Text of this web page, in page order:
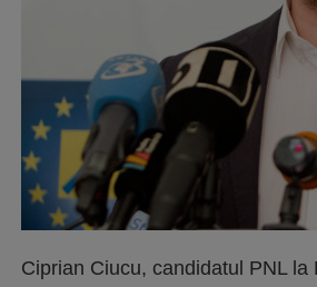
Ciprian Ciucu, candidatul PNL